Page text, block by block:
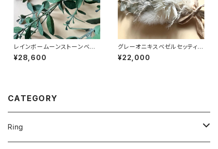
レインボームーンストーンベゼ
ルセッティングリング RG22-18
8
¥28,600
グレーオニキスベゼルセッティン
グリング RG19-010
¥22,000
CATEGORY
Ring